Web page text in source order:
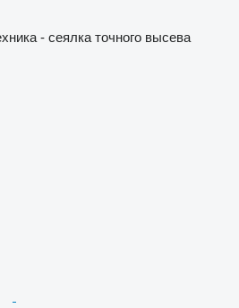
- сеялка точного высева